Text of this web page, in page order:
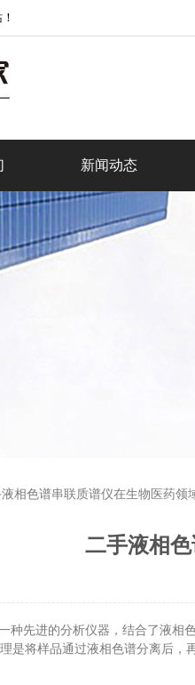
新闻动态
液相色谱串联质谱仪在生物医药领
二手液相
先进的分析仪器，结合了液相
是将样品通过液相色谱分离后